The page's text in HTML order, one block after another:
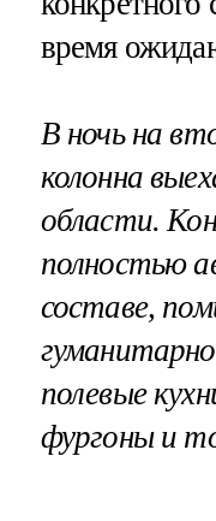
время
В ночь на
колонна
области.
полностью
составе,
полевые
фургоны и